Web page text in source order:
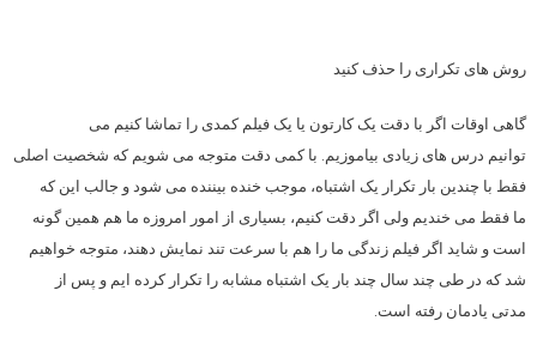
روش های تکراری را حذف کنید
گاهی اوقات اگر با دقت یک کارتون یا یک فیلم کمدی را تماشا کنیم می
توانیم درس های زیادی بیاموزیم. با کمی دقت متوجه می شویم که شخصیت اصلی
فقط با چندین بار تکرار یک اشتباه، موجب خنده بیننده می شود و جالب این که
ما فقط می خندیم ولی اگر دقت کنیم، بسیاری از امور امروزه ما هم همین گونه
است و شاید اگر فیلم زندگی ما را هم با سرعت تند نمایش دهند، متوجه خواهیم
شد که در طی چند سال چند بار یک اشتباه مشابه را تکرار کرده ایم و پس از
مدتی یادمان رفته است.